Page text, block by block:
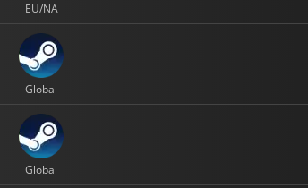
EU/NA
Global
Global